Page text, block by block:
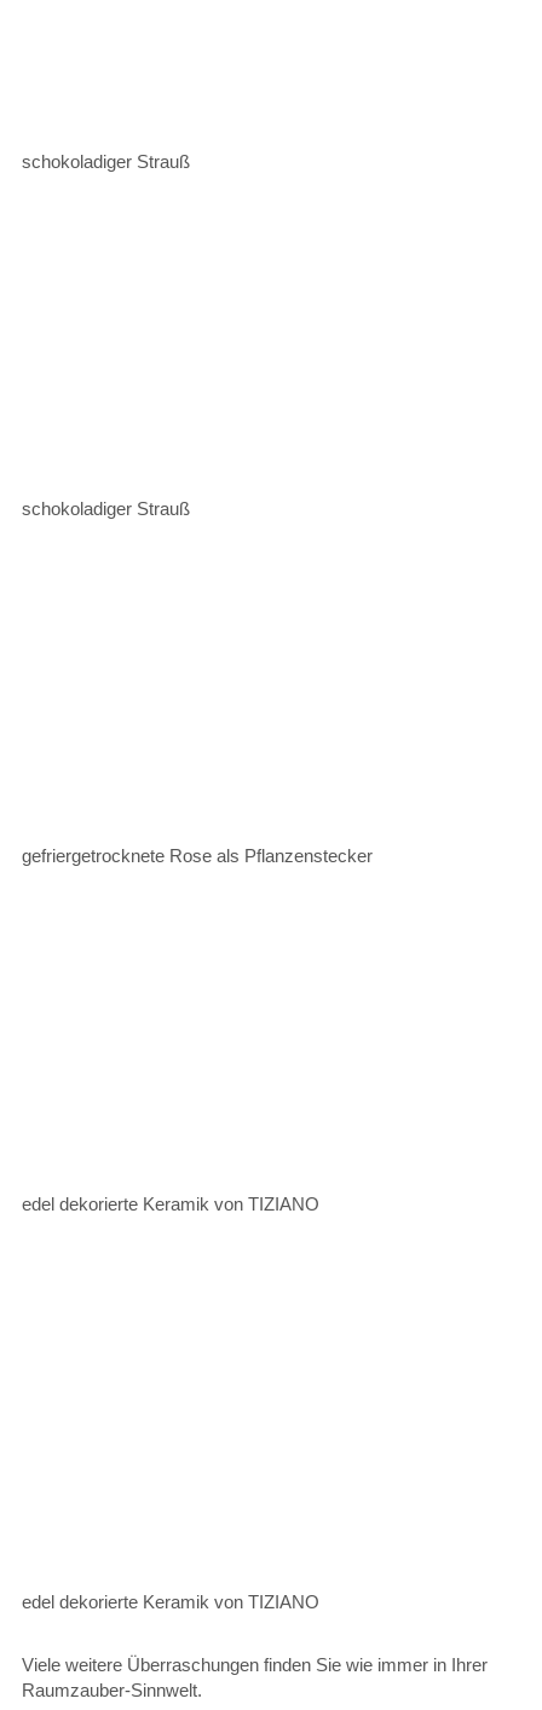
schokoladiger Strauß
schokoladiger Strauß
gefriergetrocknete Rose als Pflanzenstecker
edel dekorierte Keramik von TIZIANO
edel dekorierte Keramik von TIZIANO
Viele weitere Überraschungen finden Sie wie immer in Ihrer
Raumzauber-Sinnwelt.